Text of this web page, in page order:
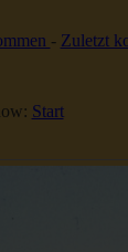
- Zuletzt
Start